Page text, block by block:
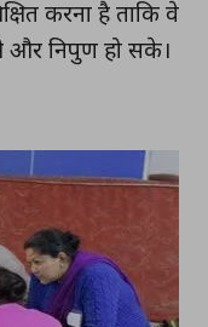
करना है ताकि वे
और निपुण हो सके।